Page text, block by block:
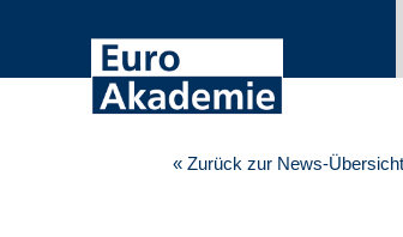
« Zurück zur News-Übersicht